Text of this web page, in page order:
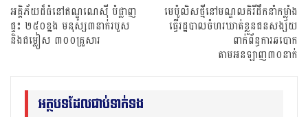
អគ្គិភ័យ​ដ៏​ធំ​នៅ​ឥណ្ឌូណេស៊ី ​​បំផ្លាញ​
ផ្ទះ​​ ២៥០​ខ្នង ​មនុស្ស​៣នាក់​របួស​​
និង​ជម្លៀស​ ៣០០គ្រួសារ​
មេប៉ូលិសថ្មីនៅមណ្ឌលគិរីដឹកនាំកម្លាំង
ធ្វើរដ្ឋបាលចំហរឃាត់ខ្លួនជនសង្ស័យ
ពាក់ព័ន្ធការឆបោក
តាមអនឡាញ៣០នាក់
អត្ថបទដែលជាប់ទាក់ទង